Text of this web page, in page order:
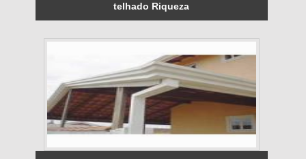
telhado Riqueza